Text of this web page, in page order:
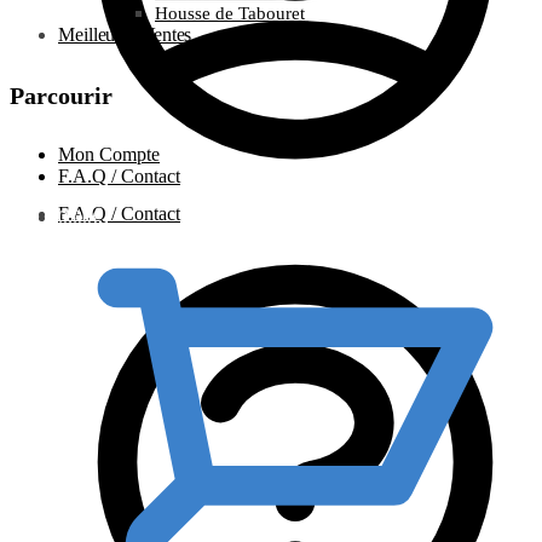
F.A.Q / Contact
Housse de Tabouret
Meilleures Ventes
Parcourir
Mon Compte
F.A.Q / Contact
0.00€